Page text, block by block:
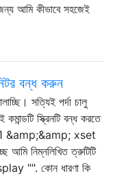
আমি কীভাবে সহজেই
বন্ধ করুন
সত্যিই পর্দা চালু
স্ক্রিনটি বন্ধ করতে
1 &amp;&amp; xset
নিম্নলিখিত ত্রুটিটি
"". কোন ধারণা কি